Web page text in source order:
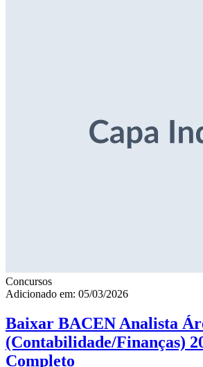
Concursos
Adicionado em: 05/03/2026
Baixar BACEN Analista
(Contabilidade/Finanças)
Completo